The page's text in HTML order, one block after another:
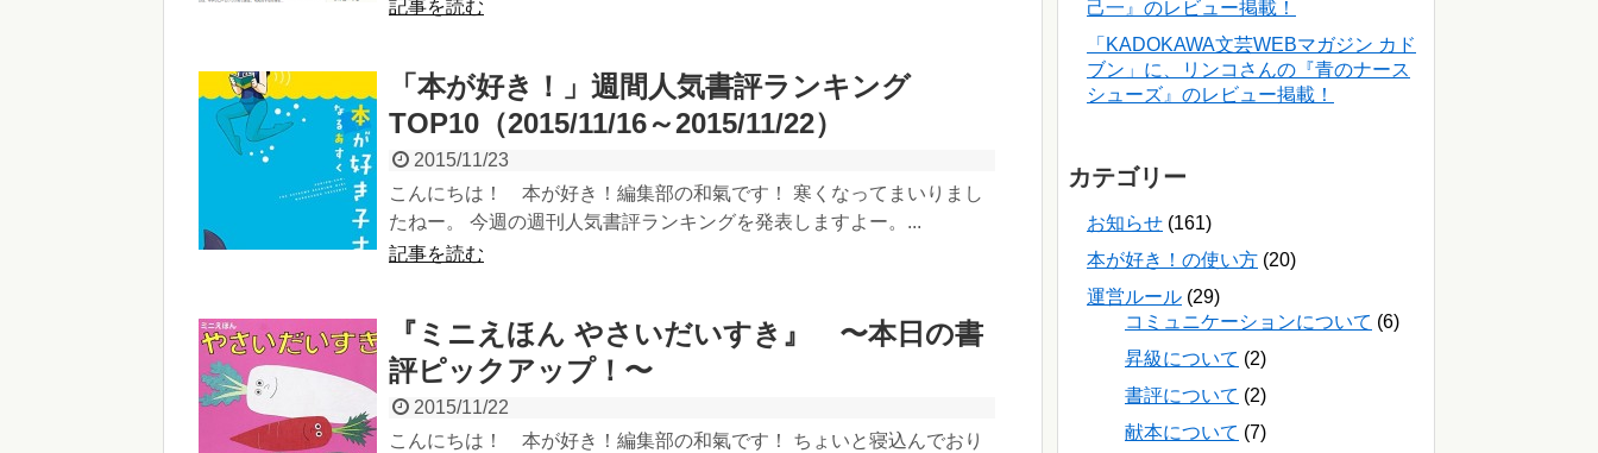
記事を読む
「本が好き！」週間人気書評ランキング
TOP10（2015/11/16～2015/11/22）
2015/11/23
こんにちは！ 本が好き！編集部の和氣です！ 寒くなってまいりまし
たねー。 今週の週刊人気書評ランキングを発表しますよー。...
記事を読む
『ミニえほん やさいだいすき』 〜本日の書
評ピックアップ！〜
2015/11/22
こんにちは！ 本が好き！編集部の和氣です！ ちょいと寝込んでおり
己一』のレビュー掲載！
「KADOKAWA文芸WEBマガジン カド
ブン」に、リンコさんの『青のナース
シューズ』のレビュー掲載！
カテゴリー
お知らせ (161)
本が好き！の使い方 (20)
運営ルール (29)
コミュニケーションについて (6)
昇級について (2)
書評について (2)
献本について (7)